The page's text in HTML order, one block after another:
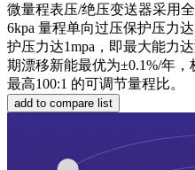
微量程表压/绝压变送器采用
6kpa 量程单向过压保护压力
护压力达1mpa，即最大能力
期漂移新能最优为±0.1%/年，
最高100:1 的可调节量程比。